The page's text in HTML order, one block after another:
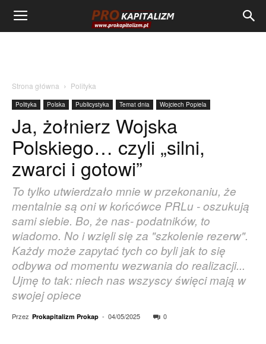
Strona główna Polityka
Polityka Polska Publicystyka Temat dnia Wojciech Popiela
Ja, żołnierz Wojska
Polskiego… czyli „silni,
zwarci i gotowi”
To tylko utwierdzało mnie w przekonaniu, że
mentalnie są oni w końcówce PRLu - oszukują
sami siebie. Bo, że nas- podatników, to
wiadomo. No i wzięli się za "szkolenie rezerw".
Każdy może zapytać tych co byli jak to się
odbywa od momentu wezwania do realizacji...
Ujmę to tak: niech nas wszyscy święci mają w
swojej opiece
Przez Prokapitalizm Prokap - 04/05/2025 0